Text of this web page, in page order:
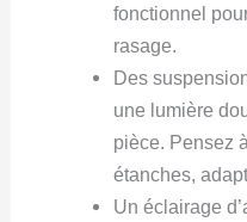
fonctionnel
rasage.
Des
une lumière
pièce. Pensez
étanches,
Un éclairage